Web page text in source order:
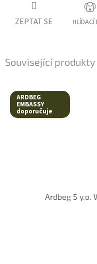
ZEPTAT SE HLÍDACÍ
Související produkty
ARDBEG
EMBASSY
doporučuje
Ardbeg 5 y.o.